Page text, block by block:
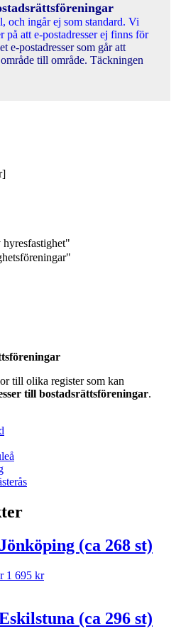
och ingår ej som standard. Vi
på att e-postadresser ej finns för
e-postadresser som går att
till område. Täckningen
till olika register som kan
till bostadsrättsföreningar.
(ca 268 st)
1 695 kr
(ca 296 st)